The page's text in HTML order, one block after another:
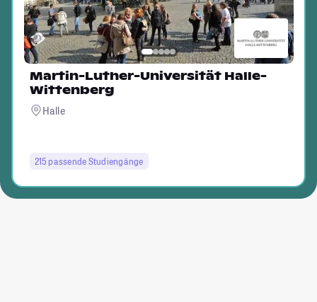
Martin-Luther-Universität Halle-
Wittenberg
Halle
215 passende Studiengänge